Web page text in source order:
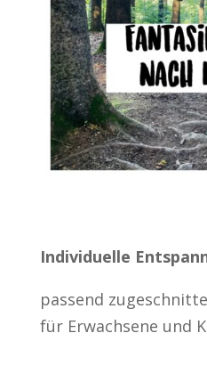
Individuelle
passend
für Erwachsene und